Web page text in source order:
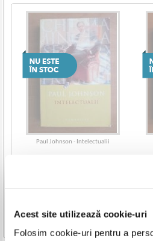
Acest site utilizează cookie-uri
Folosim cookie-uri pentru a
Paul Johnson - Intelectualii